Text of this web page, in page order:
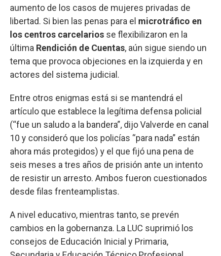
aumento de los casos de mujeres privadas de
libertad. Si bien las penas para el microtráfico en
los centros carcelarios se flexibilizaron en la
última Rendición de Cuentas, aún sigue siendo un
tema que provoca objeciones en la izquierda y en
actores del sistema judicial.
Entre otros enigmas está si se mantendrá el
artículo que establece la legítima defensa policial
(“fue un saludo a la bandera”, dijo Valverde en canal
10 y consideró que los policías “para nada” están
ahora más protegidos) y el que fijó una pena de
seis meses a tres años de prisión ante un intento
de resistir un arresto. Ambos fueron cuestionados
desde filas frenteamplistas.
A nivel educativo, mientras tanto, se prevén
cambios en la gobernanza. La LUC suprimió los
consejos de Educación Inicial y Primaria,